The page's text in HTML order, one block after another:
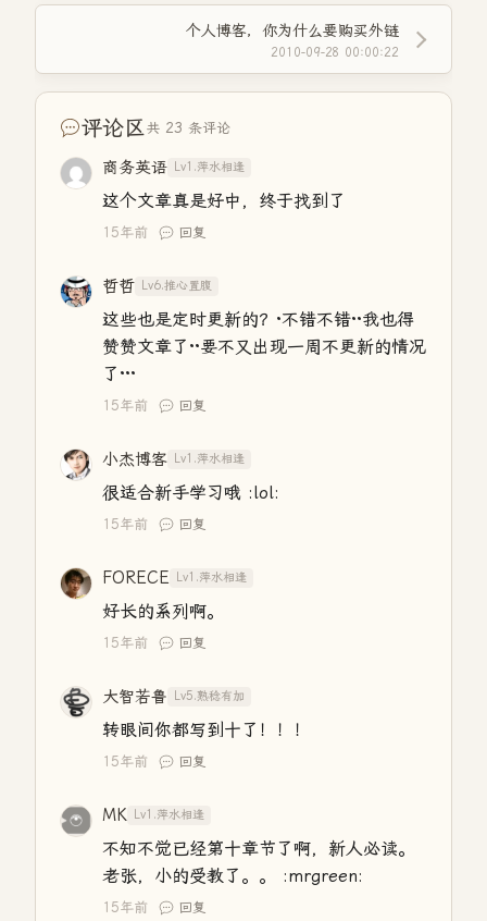
个人博客，你为什么要购买外链
2010-09-28 00:00:22
评论区共 23 条评论
商务英语 Lv1.萍水相逢
这个文章真是好中，终于找到了
15年前 回复
哲哲 Lv6.推心置腹
这些也是定时更新的？·不错不错··我也得
赞赞文章了··要不又出现一周不更新的情况
了···
15年前 回复
小杰博客 Lv1.萍水相逢
很适合新手学习哦 :lol:
15年前 回复
FORECE Lv1.萍水相逢
好长的系列啊。
15年前 回复
大智若鲁 Lv5.熟稔有加
转眼间你都写到十了！！！
15年前 回复
MK Lv1.萍水相逢
不知不觉已经第十章节了啊，新人必读。
老张，小的受教了。。 :mrgreen:
15年前 回复